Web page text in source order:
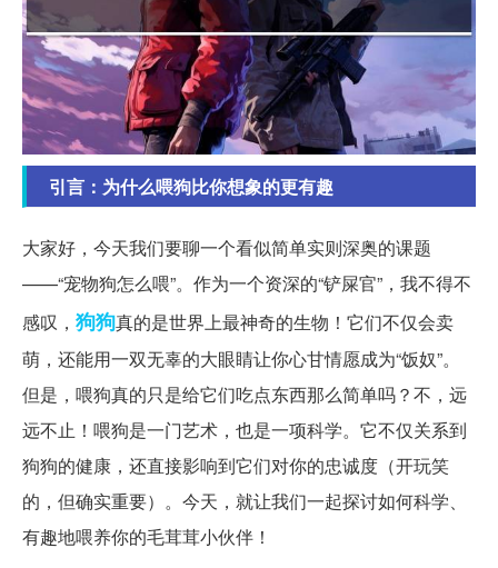
引言：为什么喂狗比你想象的更有趣
大家好，今天我们要聊一个看似简单实则深奥的课题
——“宠物狗怎么喂”。作为一个资深的“铲屎官”，我不得不
感叹， 狗狗真的是世界上最神奇的生物！它们不仅会卖
萌，还能用一双无辜的大眼睛让你心甘情愿成为“饭奴”。
但是，喂狗真的只是给它们吃点东西那么简单吗？不，远
远不止！喂狗是一门艺术，也是一项科学。它不仅关系到
狗狗的健康，还直接影响到它们对你的忠诚度（开玩笑
的，但确实重要）。今天，就让我们一起探讨如何科学、
有趣地喂养你的毛茸茸小伙伴！